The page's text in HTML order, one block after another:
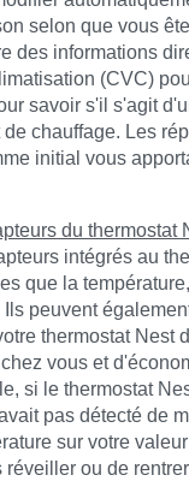
selon que vous
des informations
(CVC)
savoir s'il s'agit
chauffage. Les
initial vous
du thermostat
intégrés au
que la
peuvent
thermostat Nest
vous et
si le thermostat
pas détecté de
sur votre
ou de